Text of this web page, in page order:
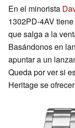
En el minorista
1302PD-4AV
que salga a la
Basándonos en
apuntar a un
Queda por ver si
Heritage se